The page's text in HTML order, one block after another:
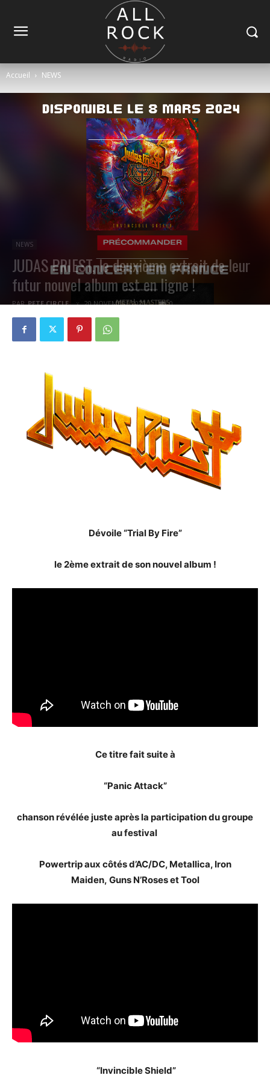
Accueil NEWS
NEWS
JUDAS PRIEST, le deuxième extrait de leur
futur nouvel album est en ligne !
PAR PETE CIRCLE 20 NOVEMBRE 2023 0
Dévoile “Trial By Fire”
le 2ème extrait de son nouvel album !
Ce titre fait suite à
“Panic Attack”
chanson révélée juste après la participation du groupe
au festival
Powertrip aux côtés d’AC/DC, Metallica, Iron
Maiden, Guns N’Roses et Tool
“Invincible Shield”